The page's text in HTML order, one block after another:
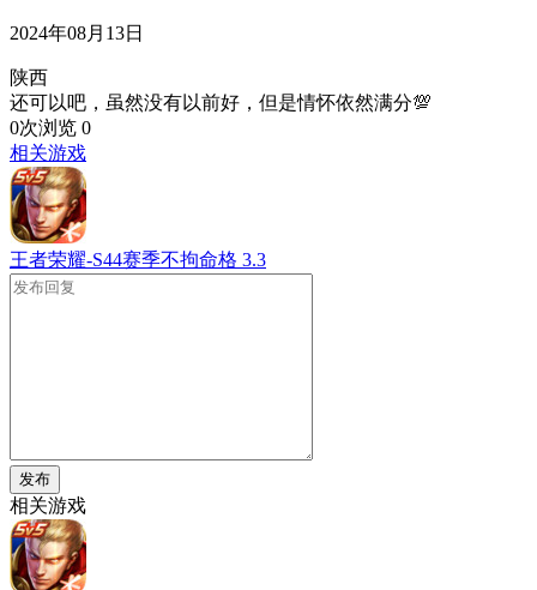
2024年08月13日
陕西
还可以吧，虽然没有以前好，但是情怀依然满分💯
0次浏览 0
相关游戏
王者荣耀-S44赛季不拘命格 3.3
发布
相关游戏